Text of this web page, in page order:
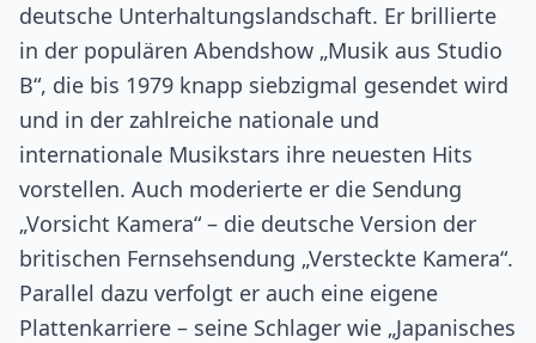
deutsche Unterhaltungslandschaft. Er brillierte
in der populären Abendshow „Musik aus Studio
B“, die bis 1979 knapp siebzigmal gesendet wird
und in der zahlreiche nationale und
internationale Musikstars ihre neuesten Hits
vorstellen. Auch moderierte er die Sendung
„Vorsicht Kamera“ – die deutsche Version der
britischen Fernsehsendung „Versteckte Kamera“.
Parallel dazu verfolgt er auch eine eigene
Plattenkarriere – seine Schlager wie „Japanisches